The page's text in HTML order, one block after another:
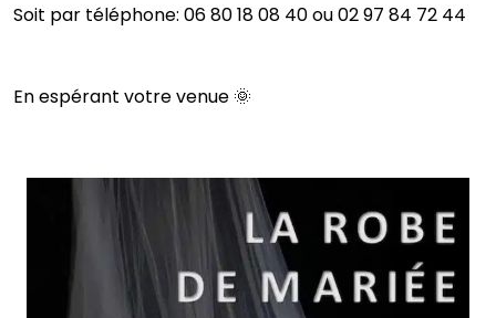
Soit par téléphone: 06 80 18 08 40 ou 02 97 84 72 44
En espérant votre venue 🌞